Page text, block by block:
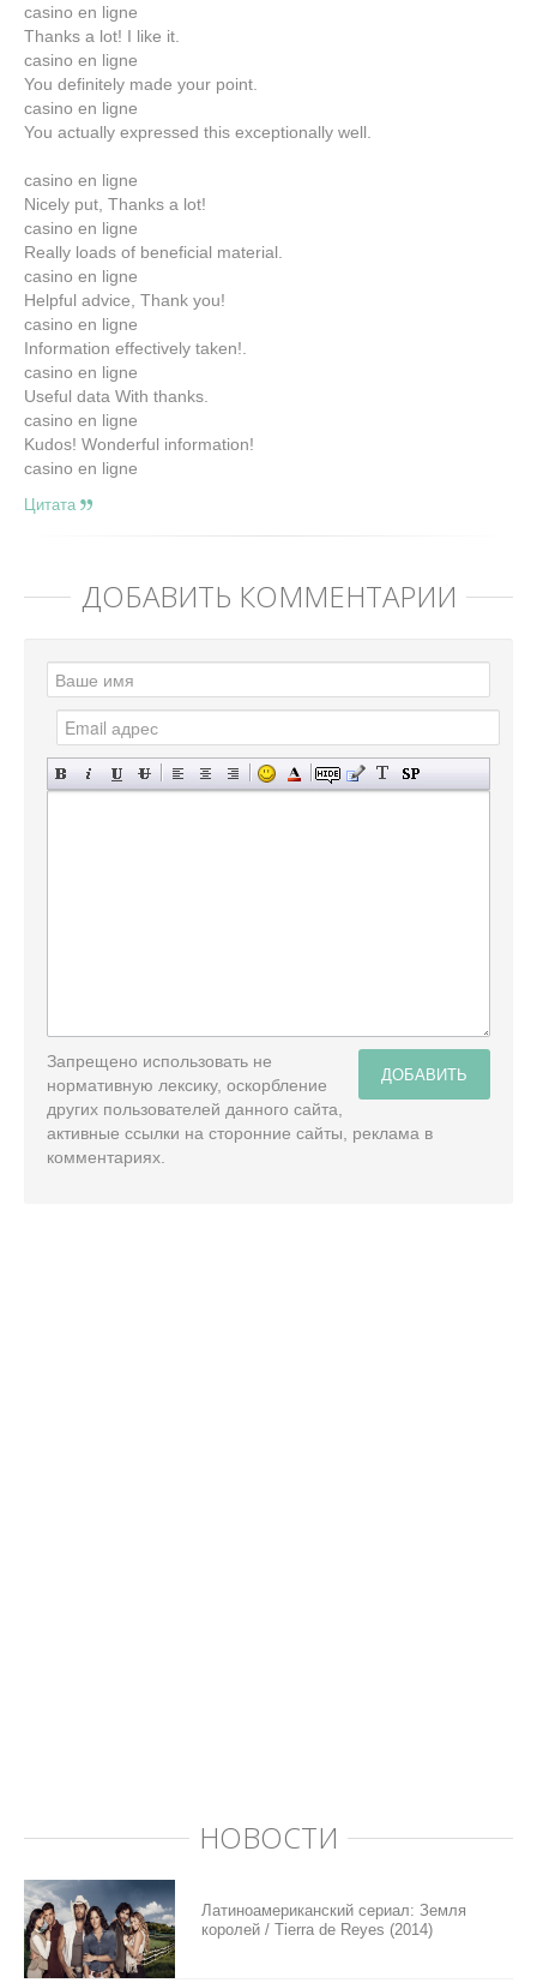
casino en ligne
Thanks a lot! I like it.
casino en ligne
You definitely made your point.
casino en ligne
You actually expressed this exceptionally well.
casino en ligne
Nicely put, Thanks a lot!
casino en ligne
Really loads of beneficial material.
casino en ligne
Helpful advice, Thank you!
casino en ligne
Information effectively taken!.
casino en ligne
Useful data With thanks.
casino en ligne
Kudos! Wonderful information!
casino en ligne
Цитата
ДОБАВИТЬ КОММЕНТАРИЙ
ДОБАВИТЬ
Запрещено использовать не
нормативную лексику, оскорбление
других пользователей данного сайта,
активные ссылки на сторонние сайты, реклама в
комментариях.
НОВОСТИ
Латиноамериканский сериал: Земля
королей / Tierra de Reyes (2014)